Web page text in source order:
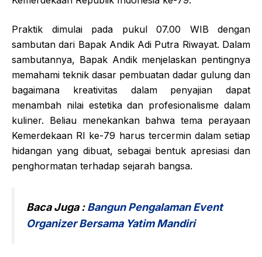
Praktik dimulai pada pukul 07.00 WIB dengan
sambutan dari Bapak Andik Adi Putra Riwayat. Dalam
sambutannya, Bapak Andik menjelaskan pentingnya
memahami teknik dasar pembuatan dadar gulung dan
bagaimana kreativitas dalam penyajian dapat
menambah nilai estetika dan profesionalisme dalam
kuliner. Beliau menekankan bahwa tema perayaan
Kemerdekaan RI ke-79 harus tercermin dalam setiap
hidangan yang dibuat, sebagai bentuk apresiasi dan
penghormatan terhadap sejarah bangsa.
Baca Juga :Bangun Pengalaman Event
Organizer Bersama Yatim Mandiri